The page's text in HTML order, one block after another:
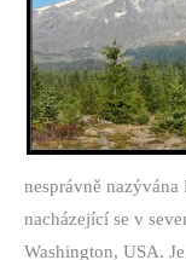
nesprávně
nacházející se v
Washington, USA.